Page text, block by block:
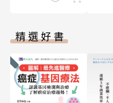
精選好書